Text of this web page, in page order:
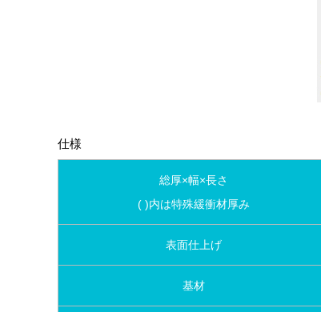
仕様
総厚×幅×長さ
( )内は特殊緩衝材厚み
表面仕上げ
基材